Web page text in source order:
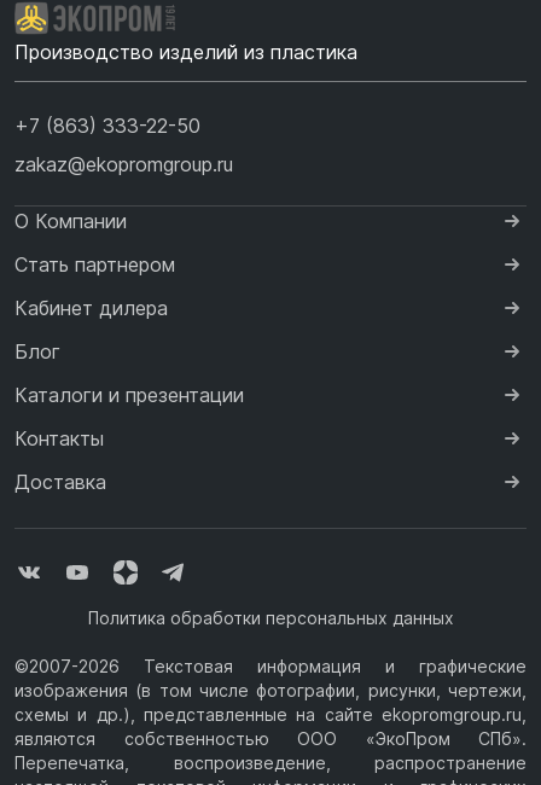
Производство изделий из пластика
+7 (863) 333-22-50
zakaz@ekopromgroup.ru
О Компании
Стать партнером
Кабинет дилера
Блог
Каталоги и презентации
Контакты
Доставка
Политика обработки персональных данных
©2007-2026 Текстовая информация и графические
изображения (в том числе фотографии, рисунки, чертежи,
схемы и др.), представленные на сайте ekopromgroup.ru,
являются собственностью ООО «ЭкоПром СПб».
Перепечатка, воспроизведение, распространение